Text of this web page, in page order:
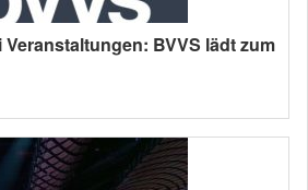
BVVS lädt zum